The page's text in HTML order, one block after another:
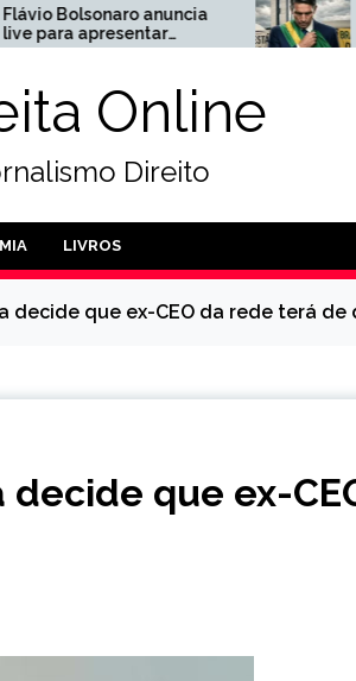
ao
Agora: Ancine
processo contra
produtora do
Online
Direito
LIVROS
decide que ex-CEO da rede terá de
decide que ex-